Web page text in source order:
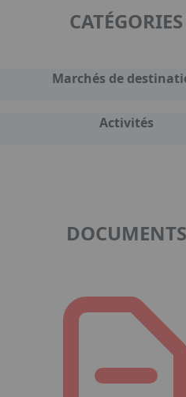
CATÉGORIES
Marchés de
Activités
DOCUMENTS